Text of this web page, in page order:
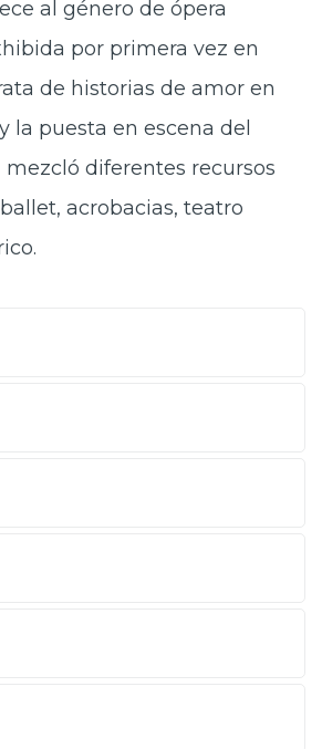
al género de ópera
por primera vez en
de historias de amor en
la puesta en escena del
mezcló diferentes recursos
acrobacias, teatro